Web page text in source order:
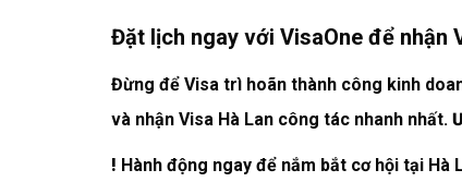
Đặt lịch ngay với VisaOne để nhận
Đừng để Visa trì hoãn thành công kinh
và nhận Visa Hà Lan công tác nhanh nhất.
! Hành động ngay để nắm bắt cơ hội tại Hà